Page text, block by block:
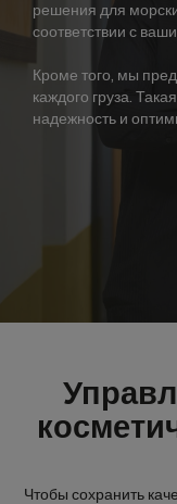
решения для
соответствии с
Кроме того, мы
каждого груза.
надежность и
Чтобы сохранить